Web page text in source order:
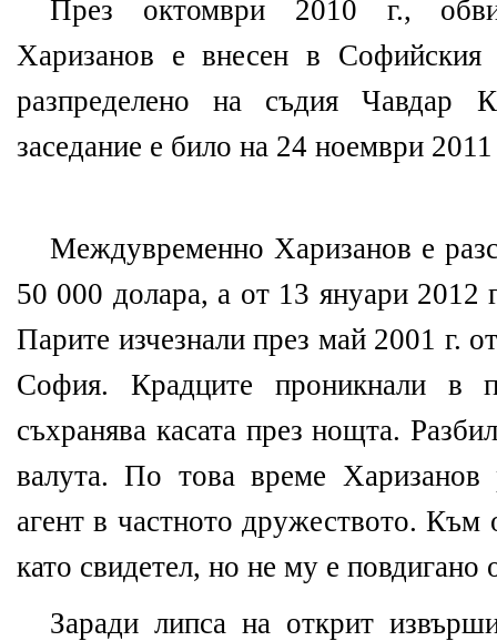
През октомври 2010 г.,
Харизанов е внесен в
разпределено на съдия Чавдар
заседание е било на 24 ноември 2011
Междувременно Харизанов е
50 000 долара, а от 13 януари 2012
Парите изчезнали през май 2001
София. Крадците проникнали в
съхранява касата през нощта.
валута. По това време Харизанов
агент в частното дружеството. Към
като свидетел, но не му е повдигано
Заради липса на открит